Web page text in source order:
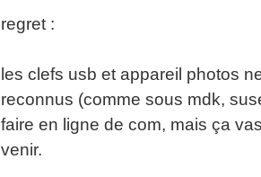
regret :
les clefs usb et appareil photos
reconnus (comme sous mdk,
faire en ligne de com, mais ça
venir.